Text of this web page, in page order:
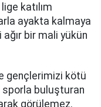
katılım
ayakta kalmaya
bir mali yükün
gençlerimizi kötü
sporla buluşturan
görülemez.